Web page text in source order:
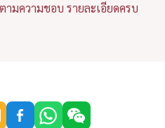
มความชอบ รายละเอียดครบ